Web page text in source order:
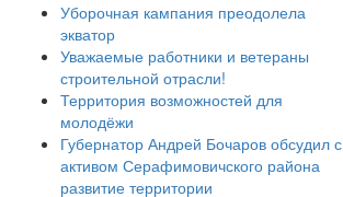
Уборочная кампания преодолела
экватор
Уважаемые работники и ветераны
строительной отрасли!
Территория возможностей для
молодёжи
Губернатор Андрей Бочаров обсудил с
активом Серафимовичского района
развитие территории